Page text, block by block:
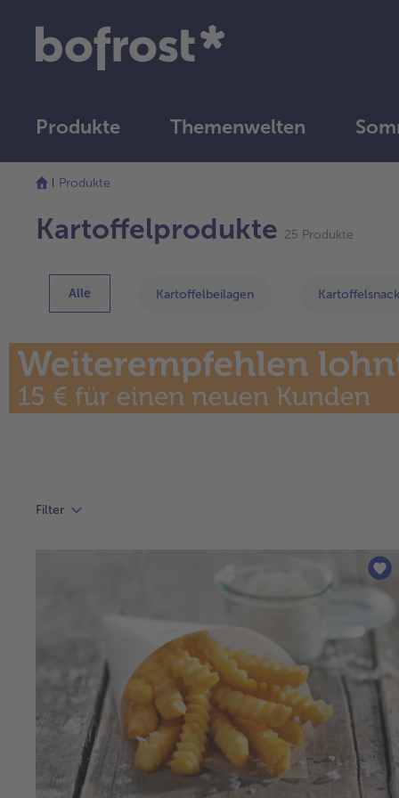
Produkte Themenwelten
Produkte
Kartoffelprodukte 25 Produkte
Alle Kartoffelbeilagen
Filter
Die
Liste
erfolgreich
aktualisiert